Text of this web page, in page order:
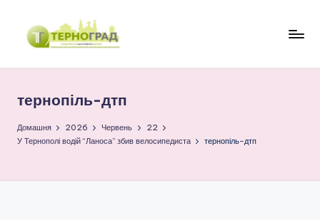
Перейти
р
н
г
тернопіль-дтп
Домашня 2026 Червень
22
У Тернополі водій “Ланоса” збив велосипедиста
тернопіль-дтп